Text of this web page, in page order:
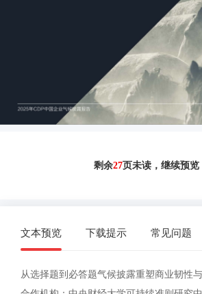
剩余27页未读， 继续预览
文本预览 下载提示 常见问题
从选择题到必答题气候披露重塑商业韧性